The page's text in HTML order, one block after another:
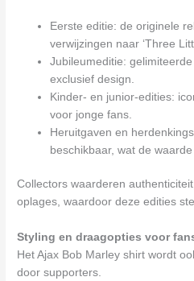
Eerste editie: de originele
verwijzingen naar ‘Three
Jubileumeditie:
exclusief design.
Kinder- en junior-edities:
voor jonge fans.
Heruitgaven en
beschikbaar, wat de waarde
Collectors waarderen
oplages, waardoor deze edities
Styling en draagopties voor
Het Ajax Bob Marley shirt wordt
door supporters.